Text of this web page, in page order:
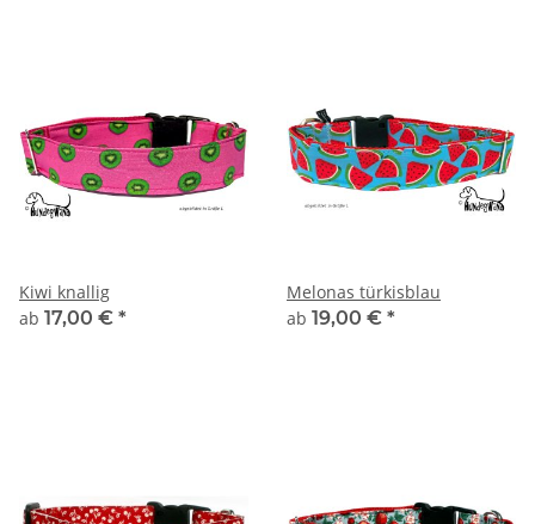
Kiwi knallig
ab 17,00 € *
Melonas türkisblau
ab 19,00 € *